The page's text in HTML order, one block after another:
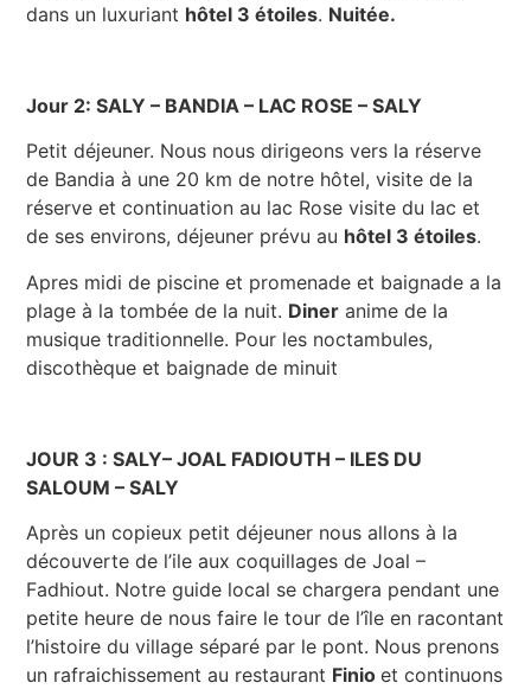
dans un luxuriant hôtel 3 étoiles. Nuitée.
Jour 2: SALY – BANDIA – LAC ROSE – SALY
Petit déjeuner. Nous nous dirigeons vers la réserve
de Bandia à une 20 km de notre hôtel, visite de la
réserve et continuation au lac Rose visite du lac et
de ses environs, déjeuner prévu au hôtel 3 étoiles.
Apres midi de piscine et promenade et baignade a la
plage à la tombée de la nuit. Diner anime de la
musique traditionnelle. Pour les noctambules,
discothèque et baignade de minuit
JOUR 3 : SALY– JOAL FADIOUTH – ILES DU
SALOUM – SALY
Après un copieux petit déjeuner nous allons à la
découverte de l’ile aux coquillages de Joal –
Fadhiout. Notre guide local se chargera pendant une
petite heure de nous faire le tour de l’île en racontant
l’histoire du village séparé par le pont. Nous prenons
un rafraichissement au restaurant Finioet continuons